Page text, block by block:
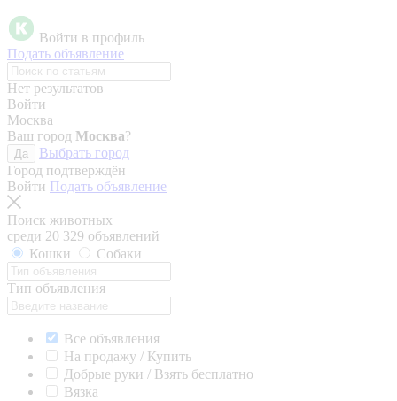
Войти в профиль
Подать объявление
Нет результатов
Войти
Москва
Ваш город Москва?
Да
Выбрать город
Город подтверждён
Войти Подать объявление
Поиск животных
среди 20 329 объявлений
Кошки
Собаки
Тип объявления
Все объявления
На продажу / Купить
Добрые руки / Взять бесплатно
Вязка